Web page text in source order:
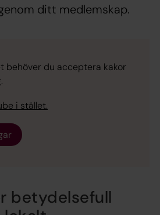
ditt medlemskap.
behöver du acceptera kakor
i stället.
betydelsefull